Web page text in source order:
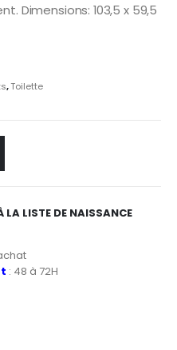
Dimensions: 103,5 x 59,5
,Toilette
LA LISTE DE NAISSANCE
: 48 à 72H